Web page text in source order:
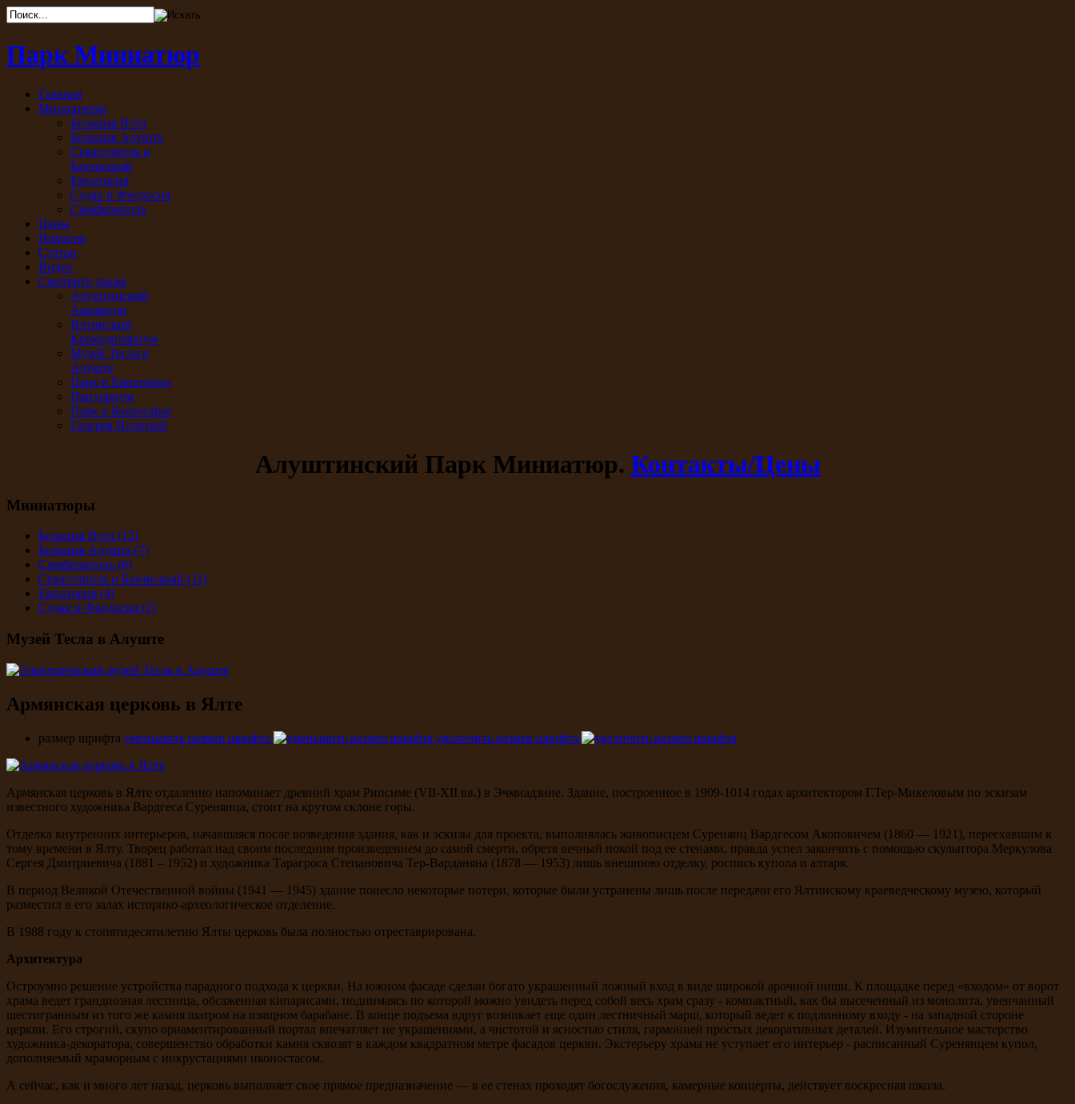
Парк Миниатюр
Главная
Миниатюры
Большая Ялта
Большая Алушта
Севастополь и
Бахчисарай
Евпатория
Судак и Феодосия
Симферополь
Цены
Новости
Статьи
Видео
Смотрите также
Алуштинский
Аквариум
Ялтинский
Крокодиляриум
Музей Тесла в
Алуште
Парк в Евпатории
Пандориум
Парк в Бахчисарае
Галерея Иллюзий
Алуштинский Парк Миниатюр. Контакты/Цены
Миниатюры
Большая Ялта (12)
Большая Алушта (7)
Симферополь (6)
Севастополь и Бахчисарай (11)
Евпатория (4)
Судак и Феодосия (2)
Музей Тесла в Алуште
Армянская церковь в Ялте
размер шрифта уменьшить размер шрифта увеличить размер шрифта
Армянская церковь в Ялте отдаленно напоминает древний храм Рипсиме (VII-XII вв.) в Эчмиадзине. Здание, построенное в 1909-1014 годах архитектором Г.Тер-Микеловым по эскизам
известного художника Вардгеса Суренянца, стоит на крутом склоне горы.
Отделка внутренних интерьеров, начавшаяся после возведения здания, как и эскизы для проекта, выполнялась живописцем Суренянц Вардгесом Акоповичем (1860 — 1921), переехавшим к
тому времени в Ялту. Творец работал над своим последним произведением до самой смерти, обретя вечный покой под ее стенами, правда успел закончить с помощью скульптора Меркулова
Сергея Дмитриевича (1881 – 1952) и художника Тарагроса Степановича Тер-Варданяна (1878 — 1953) лишь внешнюю отделку, роспись купола и алтаря.
В период Великой Отечественной войны (1941 — 1945) здание понесло некоторые потери, которые были устранены лишь после передачи его Ялтинскому краеведческому музею, который
разместил в его залах историко-археологическое отделение.
В 1988 году к стопятидесятилетию Ялты церковь была полностью отреставрирована.
Архитектура
Остроумно решение устройства парадного подхода к церкви. На южном фасаде сделан богато украшенный ложный вход в виде широкой арочной ниши. К площадке перед «входом» от ворот
храма ведет грандиозная лестница, обсаженная кипарисами, поднимаясь по которой можно увидеть перед собой весь храм сразу - компактный, как бы высеченный из монолита, увенчанный
шестигранным из того же камня шатром на изящном барабане. В конце подъема вдруг возникает еще один лестничный марш, который ведет к подлинному входу - на западной стороне
церкви. Его строгий, скупо орнаментированный портал впечатляет не украшениями, а чистотой и ясностью стиля, гармонией простых декоративных деталей. Изумительное мастерство
художника-декоратора, совершенство обработки камня сквозят в каждом квадратном метре фасадов церкви. Экстерьеру храма не уступает его интерьер - расписанный Суренянцем купол,
дополняемый мраморным с инкрустациями иконостасом.
А сейчас, как и много лет назад, церковь выполняет свое прямое предназначение — в ее стенах проходят богослужения, камерные концерты, действует воскресная школа.